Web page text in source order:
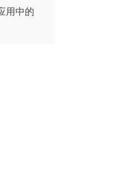
用中的